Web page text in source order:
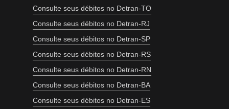
Consulte seus débitos no Detran-TO
Consulte seus débitos no Detran-RJ
Consulte seus débitos no Detran-SP
Consulte seus débitos no Detran-RS
Consulte seus débitos no Detran-RN
Consulte seus débitos no Detran-BA
Consulte seus débitos no Detran-ES